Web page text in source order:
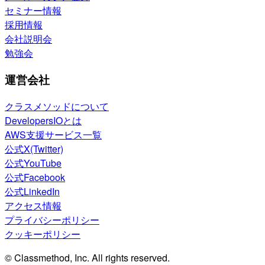
セミナー情報
採用情報
会社説明会
勉強会
運営会社
クラスメソッドについて
DevelopersIOとは
AWS支援サービス一覧
公式X(Twitter)
公式YouTube
公式Facebook
公式LinkedIn
アクセス情報
プライバシーポリシー
クッキーポリシー
© Classmethod, Inc. All rights reserved.